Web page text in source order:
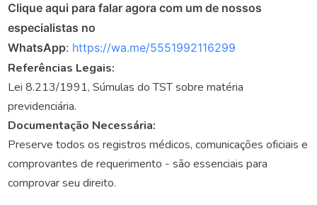
Clique aqui para falar agora com um de nossos
especialistas no
WhatsApp: https://wa.me/5551992116299
Referências Legais:
Lei 8.213/1991, Súmulas do TST sobre matéria
previdenciária.
Documentação Necessária:
Preserve todos os registros médicos, comunicações oficiais e
comprovantes de requerimento - são essenciais para
comprovar seu direito.